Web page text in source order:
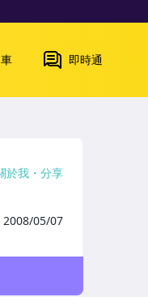
即時通
於我 分享
2008/05/07